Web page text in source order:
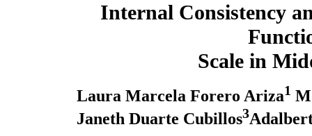
Internal Consistency
Scale in
Laura Marcela Forero Ariza1
Janeth Duarte Cubillos3